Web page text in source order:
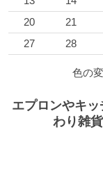
20
21
27
28
色の
エプロンやキ
わり雑